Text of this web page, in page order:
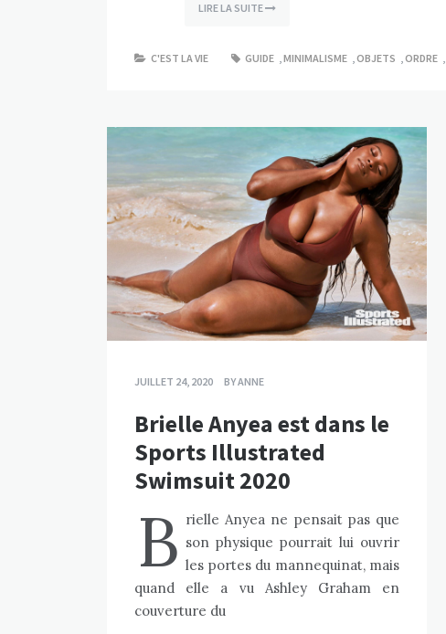
LIRE LA SUITE
C'EST LA VIE GUIDE ,MINIMALISME ,OBJETS ,ORDRE ,
JUILLET 24, 2020 BYANNE
Brielle Anyea est dans le
Sports Illustrated
Swimsuit 2020
B rielle Anyea ne pensait pas que
son physique pourrait lui ouvrir
les portes du mannequinat, mais
quand elle a vu Ashley Graham en
couverture du